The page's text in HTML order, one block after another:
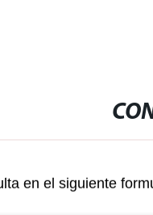
en el siguiente